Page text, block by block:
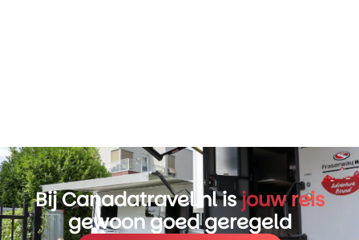
Bij Canadatravel.nl isjouw reis
gewoon goed geregeld